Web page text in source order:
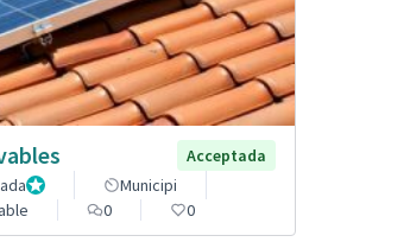
Acceptada
AdministradorMunicipi
0 0